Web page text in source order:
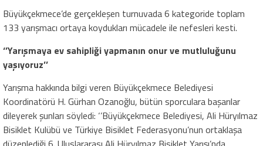
Büyükçekmece’de gerçekleşen turnuvada 6 kategoride toplam
133 yarışmacı ortaya koydukları mücadele ile nefesleri kesti.
‘’Yarışmaya ev sahipliği yapmanın onur ve mutluluğunu
yaşıyoruz’’
Yarışma hakkında bilgi veren Büyükçekmece Belediyesi
Koordinatörü H. Gürhan Ozanoğlu, bütün sporculara başarılar
dileyerek şunları söyledi: ‘’Büyükçekmece Belediyesi, Ali Hüryılmaz
Bisiklet Kulübü ve Türkiye Bisiklet Federasyonu’nun ortaklaşa